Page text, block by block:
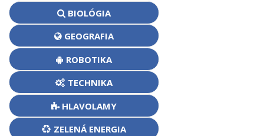
BIOLÓGIA
GEOGRAFIA
ROBOTIKA
TECHNIKA
HLAVOLAMY
ZELENÁ ENERGIA